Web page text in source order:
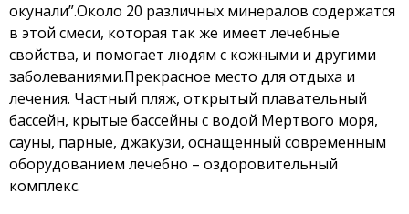
окунали”.Около 20 различных минералов содержатся
в этой смеси, которая так же имеет лечебные
свойства, и помогает людям с кожными и другими
заболеваниями.Прекрасное место для отдыха и
лечения. Частный пляж, открытый плавательный
бассейн, крытые бассейны с водой Мертвого моря,
сауны, парные, джакузи, оснащенный современным
оборудованием лечебно – оздоровительный
комплекс.